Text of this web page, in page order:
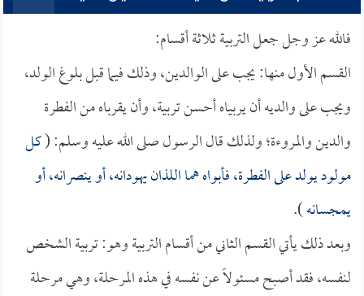
فالله عز وجل جعل التربية ثلاثة أقسام:
القسم الأول منها: يجب على الوالدين، وذلك فيما قبل بلوغ الولد،
ويجب على والديه أن يربياه أحسن تربية، وأن يقرباه من الفطرة
والدين والمروءة؛ ولذلك قال الرسول صلى الله عليه وسلم: (كل
مولود يولد على الفطرة، فأبواه هما اللذان يهودانه، أو ينصرانه، أو
يمجسانه).
وبعد ذلك يأتي القسم الثاني من أقسام التربية وهو: تربية الشخص
لنفسه، فقد أصبح مسئولاً عن نفسه في هذه المرحلة، وهي مرحلة